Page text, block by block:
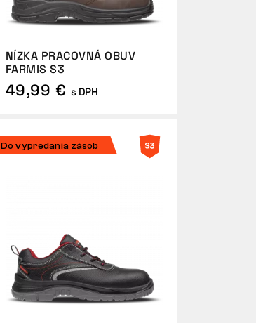
NÍZKA PRACOVNÁ OBUV
FARMIS S3
49,99 € s DPH
Do vypredania zásob